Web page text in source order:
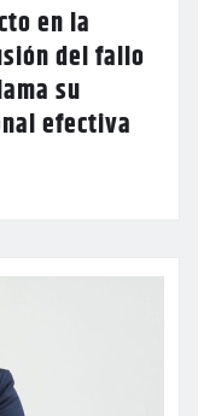
en la
del fallo
su
efectiva